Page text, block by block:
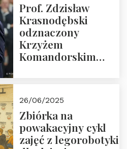
Prof. Zdzisław
Krasnodębski
odznaczony
Krzyżem
Komandorskim
26/06/2025
Zbiórka na
powakacyjny cykl
zajęć z legorobotyki